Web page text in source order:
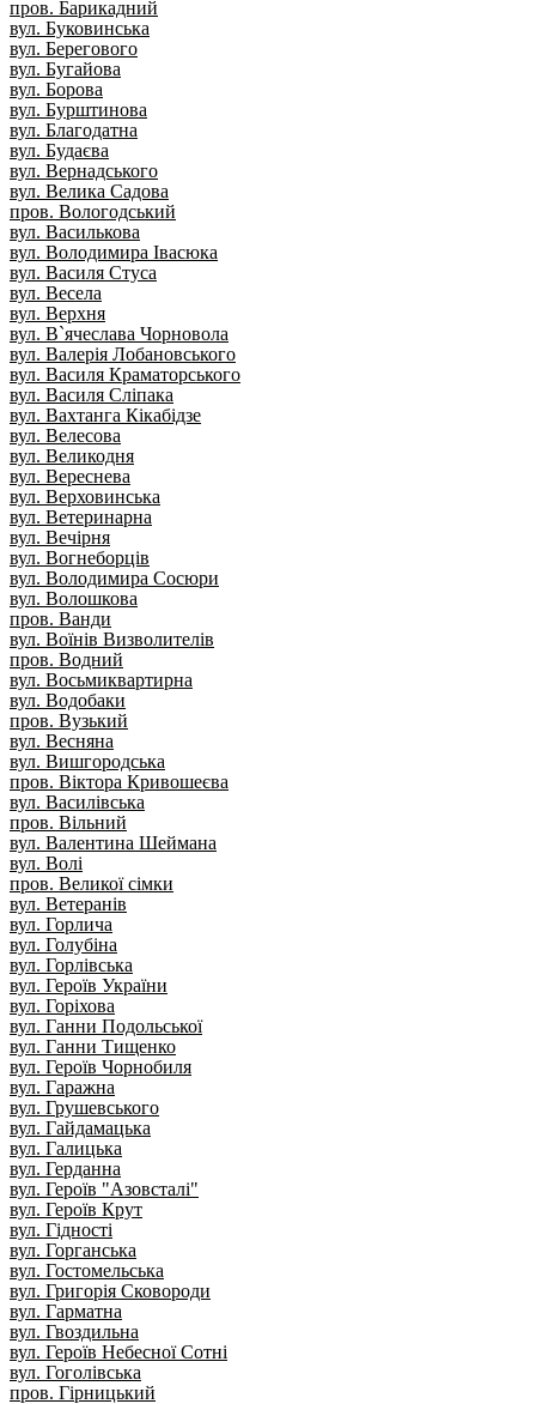
пров. Барикадний
вул. Буковинська
вул. Берегового
вул. Бугайова
вул. Борова
вул. Бурштинова
вул. Благодатна
вул. Будаєва
вул. Вернадського
вул. Велика Садова
пров. Вологодський
вул. Василькова
вул. Володимира Івасюка
вул. Василя Стуса
вул. Весела
вул. Верхня
вул. В`ячеслава Чорновола
вул. Валерія Лобановського
вул. Василя Краматорського
вул. Василя Сліпака
вул. Вахтанга Кікабідзе
вул. Велесова
вул. Великодня
вул. Вереснева
вул. Верховинська
вул. Ветеринарна
вул. Вечірня
вул. Вогнеборців
вул. Володимира Сосюри
вул. Волошкова
пров. Ванди
вул. Воїнів Визволителів
пров. Водний
вул. Восьмиквартирна
вул. Водобаки
пров. Вузький
вул. Весняна
вул. Вишгородська
пров. Віктора Кривошеєва
вул. Василівська
пров. Вільний
вул. Валентина Шеймана
вул. Волі
пров. Великої сімки
вул. Ветеранів
вул. Горлича
вул. Голубіна
вул. Горлівська
вул. Героїв України
вул. Горіхова
вул. Ганни Подольської
вул. Ганни Тищенко
вул. Героїв Чорнобиля
вул. Гаражна
вул. Грушевського
вул. Гайдамацька
вул. Галицька
вул. Герданна
вул. Героїв "Азовсталі"
вул. Героїв Крут
вул. Гідності
вул. Горганська
вул. Гостомельська
вул. Григорія Сковороди
вул. Гарматна
вул. Гвоздильна
вул. Героїв Небесної Сотні
вул. Гоголівська
пров. Гірницький